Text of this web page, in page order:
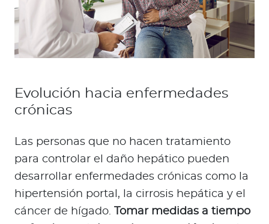
Evolución hacia enfermedades
crónicas
Las personas que no hacen tratamiento
para controlar el daño hepático pueden
desarrollar enfermedades crónicas como la
hipertensión portal, la cirrosis hepática y el
cáncer de hígado.
Tomar medidas a tiempo